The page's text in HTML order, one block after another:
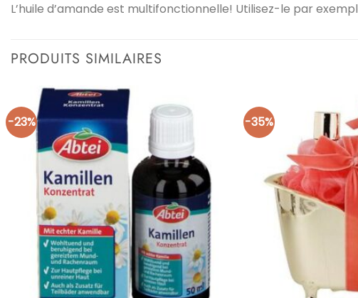
L’huile d’amande est multifonctionnelle! Utilisez-le par
PRODUITS SIMILAIRES
-23%
Ajouter
à la liste
d’envies
-35%